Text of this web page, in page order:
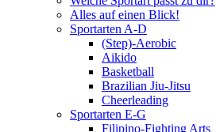
Alles auf einen Blick!
Sportarten A-D
(Step)-Aerobic
Aikido
Basketball
Brazilian Jiu-Jitsu
Cheerleading
Sportarten E-G
Filipino-Fighting Arts